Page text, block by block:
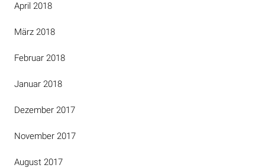
April 2018
März 2018
Februar 2018
Januar 2018
Dezember 2017
November 2017
August 2017